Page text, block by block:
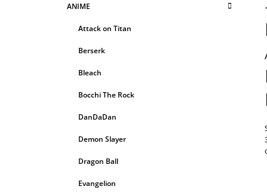
kategorie
AANIME
Attack on Titan
Berserk
Bleach
Bocchi The Rock
DanDaDan
Demon Slayer
Dragon Ball
Evangelion